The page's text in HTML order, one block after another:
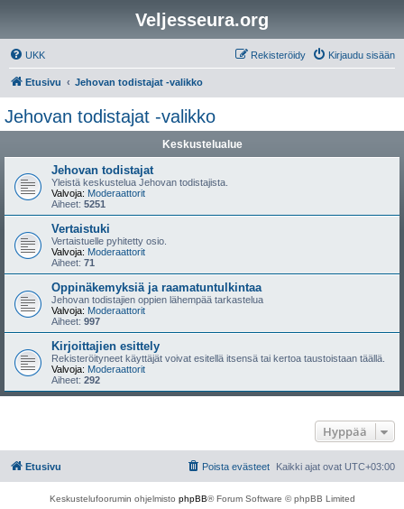
Veljesseura.org
UKK Kirjaudu sisään
Rekisteröidy
Etusivu Jehovan todistajat -valikko
Jehovan todistajat -valikko
Keskustelualue
Jehovan todistajat
Yleistä keskustelua Jehovan todistajista.
Valvoja: Moderaattorit
Aiheet: 5251
Vertaistuki
Vertaistuelle pyhitetty osio.
Valvoja: Moderaattorit
Aiheet: 71
Oppinäkemyksiä ja raamatuntulkintaa
Jehovan todistajien oppien lähempää tarkastelua
Valvoja: Moderaattorit
Aiheet: 997
Kirjoittajien esittely
Rekisteröityneet käyttäjät voivat esitellä itsensä tai kertoa taustoistaan täällä.
Valvoja: Moderaattorit
Aiheet: 292
Hyppää
Etusivu Kaikki ajat ovat UTC+03:00
Poista evästeet
Keskustelufoorumin ohjelmisto phpBB® Forum Software © phpBB Limited